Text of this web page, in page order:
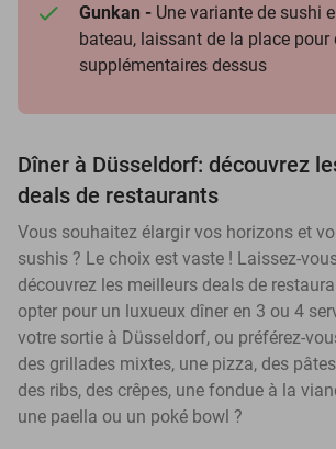
Gunkan - Une variante de sushi
bateau, laissant de la place pour
supplémentaires dessus
Dîner à Düsseldorf: découvrez
deals de restaurants
Vous souhaitez élargir vos horizons et
sushis ? Le choix est vaste ! Laissez-
découvrez les meilleurs deals de
opter pour un luxueux dîner en 3 ou 4
votre sortie à Düsseldorf, ou préférez-
des grillades mixtes, une pizza, des
des ribs, des crêpes, une fondue à la
une paella ou un poké bowl ?